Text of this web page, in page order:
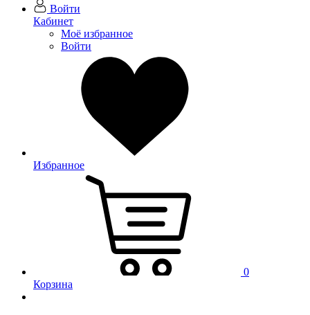
Войти
Кабинет
Моё избранное
Войти
Избранное
0
Корзина